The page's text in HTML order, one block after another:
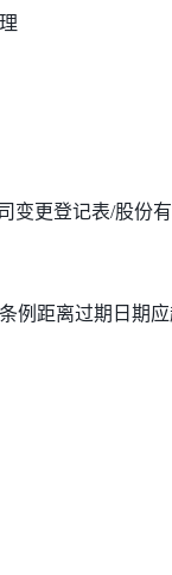
变更登记表/股份
例距离过期日期